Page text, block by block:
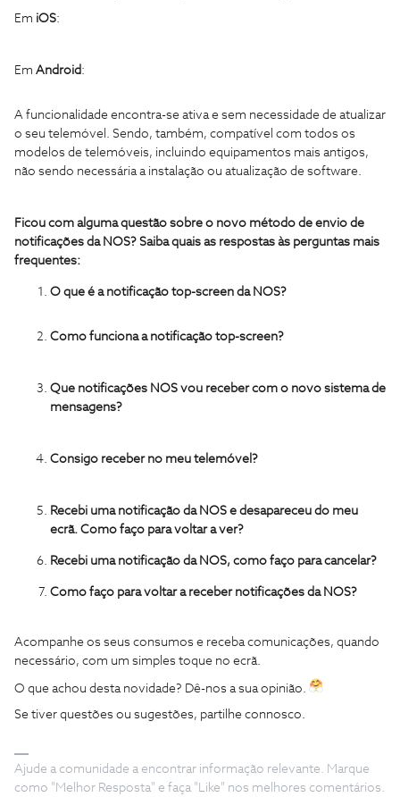
Em iOS:
Em Android:
A funcionalidade encontra-se ativa e sem necessidade de atualizar
o seu telemóvel. Sendo, também, compatível com todos os
modelos de telemóveis, incluindo equipamentos mais antigos,
não sendo necessária a instalação ou atualização de software.
Ficou com alguma questão sobre o novo método de envio de
notificações da NOS? Saiba quais as respostas às perguntas mais
frequentes:
O que é a notificação top-screen da NOS?
Como funciona a notificação top-screen?
Que notificações NOS vou receber com o novo sistema de
mensagens?
Consigo receber no meu telemóvel?
Recebi uma notificação da NOS e desapareceu do meu
ecrã. Como faço para voltar a ver?
Recebi uma notificação da NOS, como faço para cancelar?
Como faço para voltar a receber notificações da NOS?
Acompanhe os seus consumos e receba comunicações, quando
necessário, com um simples toque no ecrã.
O que achou desta novidade? Dê-nos a sua opinião.
Se tiver questões ou sugestões, partilhe connosco.
Ajude a comunidade a encontrar informação relevante. Marque
como "Melhor Resposta" e faça "Like" nos melhores comentários.